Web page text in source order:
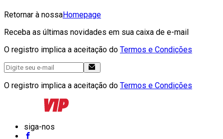
Retornar à nossaHomepage
Receba as últimas novidades em sua caixa de e-mail
O registro implica a aceitação do Termos e Condições
O registro implica a aceitação do Termos e Condições
siga-nos